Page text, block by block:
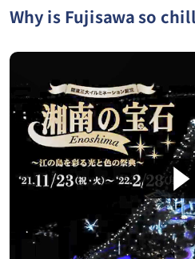
Why is Fujisawa so